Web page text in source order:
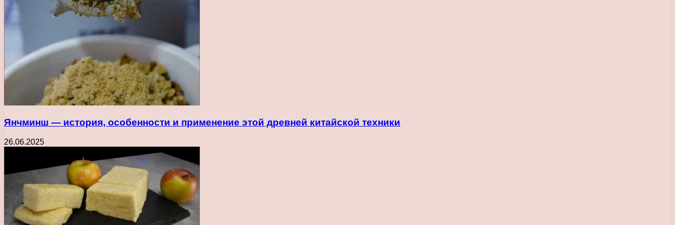
Янчминш — история, особенности и применение этой древней китайской техники
26.06.2025